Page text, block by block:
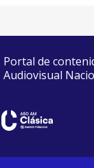
Portal de
Audiovisual